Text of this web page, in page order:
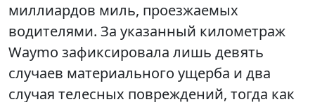
миллиардов миль, проезжаемых
водителями. За указанный километраж
Waymo зафиксировала лишь девять
случаев материального ущерба и два
случая телесных повреждений, тогда как